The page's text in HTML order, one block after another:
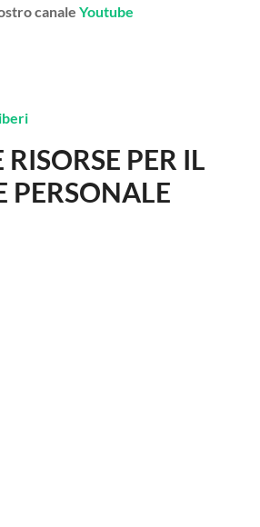
canale Youtube
RISORSE PER IL
PERSONALE